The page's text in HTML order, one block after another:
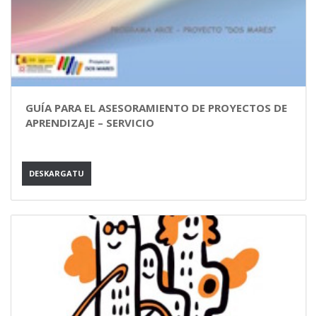
GUÍA PARA EL ASESORAMIENTO DE PROYECTOS DE
APRENDIZAJE – SERVICIO
DESKARGATU